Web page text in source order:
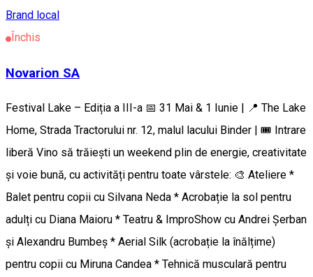
Brand local
Închis
Novarion SA
Festival Lake – Ediția a III-a 📅 31 Mai & 1 Iunie | 📍 The Lake
Home, Strada Tractorului nr. 12, malul lacului Binder | 🎟️ Intrare
liberă Vino să trăiești un weekend plin de energie, creativitate
și voie bună, cu activități pentru toate vârstele: 🎨 Ateliere *
Balet pentru copii cu Silvana Neda * Acrobație la sol pentru
adulți cu Diana Maioru * Teatru & ImproShow cu Andrei Șerban
și Alexandru Bumbeș * Aerial Silk (acrobație la înălțime)
pentru copii cu Miruna Candea * Tehnică musculară pentru